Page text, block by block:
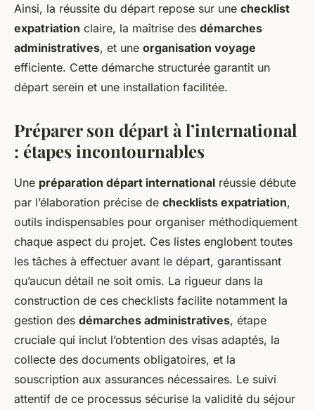
Ainsi, la réussite du départ repose sur une checklist
expatriation claire, la maîtrise des démarches
administratives, et une organisation voyage
efficiente. Cette démarche structurée garantit un
départ serein et une installation facilitée.
Préparer son départ à l’international
: étapes incontournables
Une préparation départ international réussie débute
par l’élaboration précise de checklists expatriation,
outils indispensables pour organiser méthodiquement
chaque aspect du projet. Ces listes englobent toutes
les tâches à effectuer avant le départ, garantissant
qu’aucun détail ne soit omis. La rigueur dans la
construction de ces checklists facilite notamment la
gestion des démarches administratives, étape
cruciale qui inclut l’obtention des visas adaptés, la
collecte des documents obligatoires, et la
souscription aux assurances nécessaires. Le suivi
attentif de ce processus sécurise la validité du séjour